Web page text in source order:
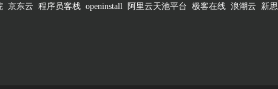
京东云 程序员客栈 openinstall 阿里云天池平台 极客在线 浪潮云
新思